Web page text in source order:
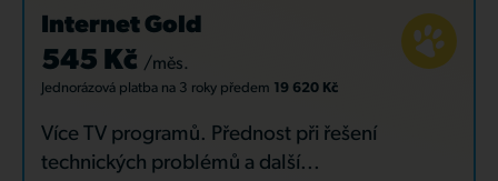
Internet Gold
545 Kč /měs.
Jednorázová platba na 3 roky předem 19 620 Kč
Více TV programů. Přednost při řešení
technických problémů a další...